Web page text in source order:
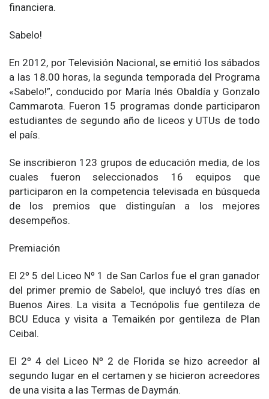
financiera.
Sabelo!
En 2012, por Televisión Nacional, se emitió los sábados
a las 18.00 horas, la segunda temporada del Programa
«Sabelo!”, conducido por María Inés Obaldía y Gonzalo
Cammarota. Fueron 15 programas donde participaron
estudiantes de segundo año de liceos y UTUs de todo
el país.
Se inscribieron 123 grupos de educación media, de los
cuales fueron seleccionados 16 equipos que
participaron en la competencia televisada en búsqueda
de los premios que distinguían a los mejores
desempeños.
Premiación
El 2º 5 del Liceo Nº 1 de San Carlos fue el gran ganador
del primer premio de Sabelo!, que incluyó tres días en
Buenos Aires. La visita a Tecnópolis fue gentileza de
BCU Educa y visita a Temaikén por gentileza de Plan
Ceibal.
El 2º 4 del Liceo Nº 2 de Florida se hizo acreedor al
segundo lugar en el certamen y se hicieron acreedores
de una visita a las Termas de Daymán.